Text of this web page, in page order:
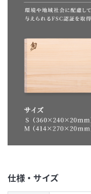
仕様・サイズ